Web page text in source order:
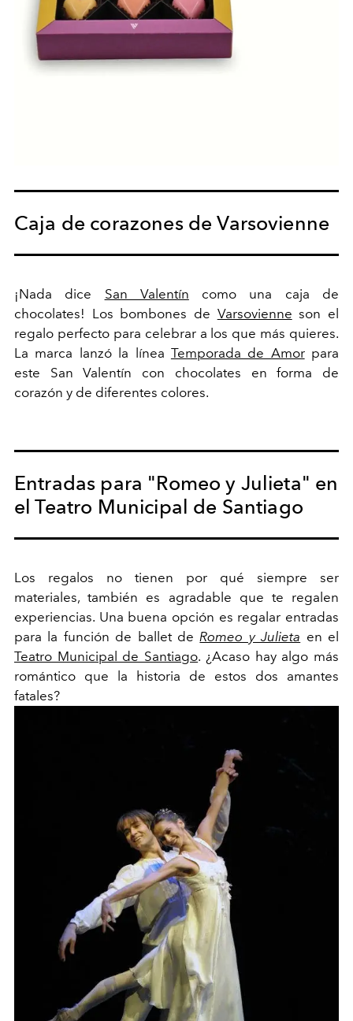
Caja de corazones de Varsovienne
¡Nada dice San Valentín como una caja de
chocolates! Los bombones de Varsovienne son el
regalo perfecto para celebrar a los que más quieres.
La marca lanzó la línea Temporada de Amorpara
este San Valentín con chocolates en forma de
corazón y de diferentes colores.
Entradas para "Romeo y Julieta" en
el Teatro Municipal de Santiago
Los regalos no tienen por qué siempre ser
materiales, también es agradable que te regalen
experiencias. Una buena opción es regalar entradas
para la función de ballet de Romeo y Julieta en el
Teatro Municipal de Santiago. ¿Acaso hay algo más
romántico que la historia de estos dos amantes
fatales?